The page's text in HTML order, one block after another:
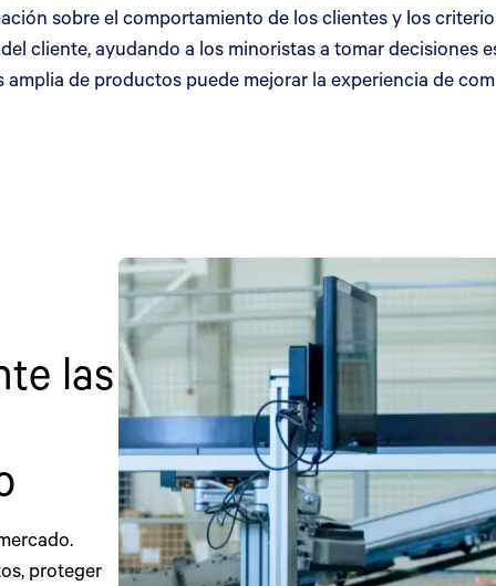
sobre el comportamiento de los clientes y los
cliente, ayudando a los minoristas a tomar decisiones
amplia de productos puede mejorar la experiencia de
las
proteger